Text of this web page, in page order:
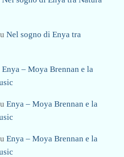
Nel sogno di Enya tra
Enya – Moya Brennan e la
Enya – Moya Brennan e la
Enya – Moya Brennan e la